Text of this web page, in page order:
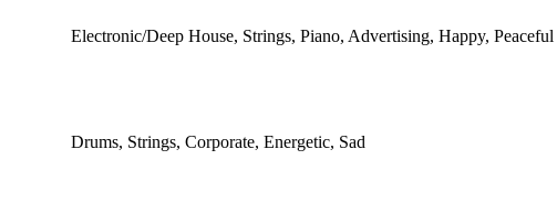
Electronic/Deep House, Strings, Piano, Advertising, Happy, Peaceful
Drums, Strings, Corporate, Energetic, Sad